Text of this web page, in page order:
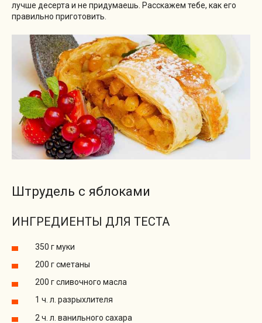
лучше десерта и не придумаешь. Расскажем тебе, как его
правильно приготовить.
Штрудель с яблоками
ИНГРЕДИЕНТЫ ДЛЯ ТЕСТА
350 г муки
200 г сметаны
200 г сливочного масла
1 ч. л. разрыхлителя
2 ч. л. ванильного сахара